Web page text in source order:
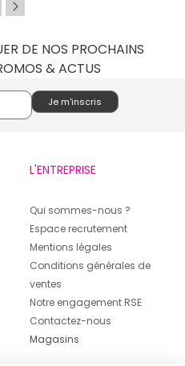
DE NOS PROCHAINS
& ACTUS
L'ENTREPRISE
Qui sommes-nous ?
Espace recrutement
Mentions légales
Conditions générales de
ventes
Notre engagement RSE
Contactez-nous
Magasins